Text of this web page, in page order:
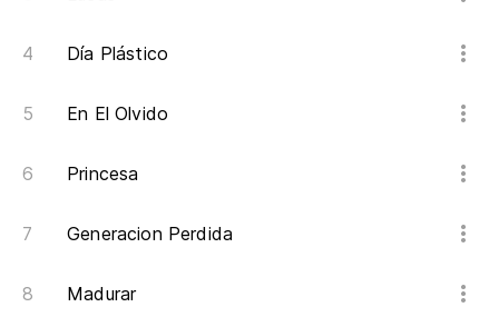
Día Plástico
En El Olvido
Princesa
Generacion Perdida
Madurar